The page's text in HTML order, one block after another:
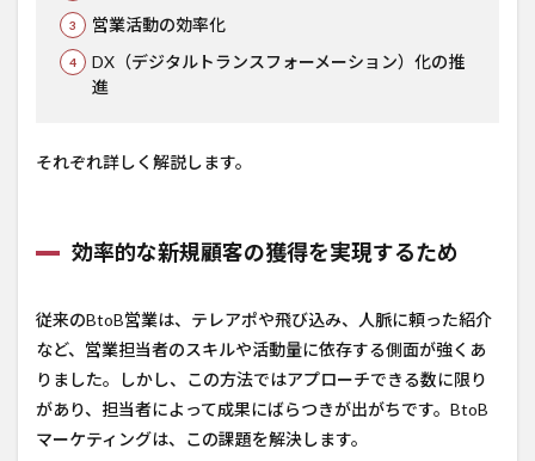
営業活動の効率化
DX（デジタルトランスフォーメーション）化の推
進
それぞれ詳しく解説します。
効率的な新規顧客の獲得を実現するため
従来のBtoB営業は、テレアポや飛び込み、人脈に頼った紹介
など、営業担当者のスキルや活動量に依存する側面が強くあ
りました。しかし、この方法ではアプローチできる数に限り
があり、担当者によって成果にばらつきが出がちです。BtoB
マーケティングは、この課題を解決します。